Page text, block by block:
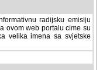
radijsku emisiju
ovom web portalu cime su
velika imena sa svjetske